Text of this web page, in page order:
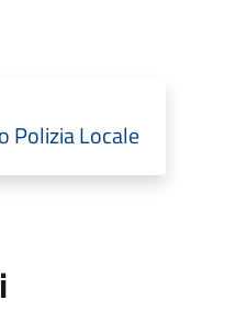
Polizia Locale